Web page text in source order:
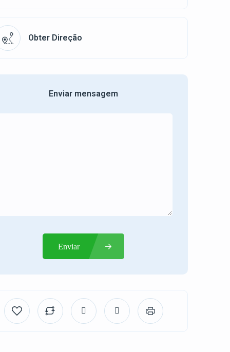
Obter Direção
Enviar mensagem
Enviar